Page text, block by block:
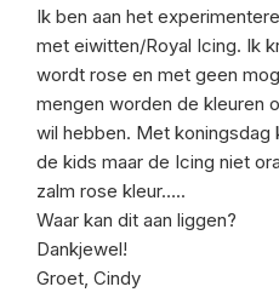
Ik ben aan het
met eiwitten/Royal Icing. Ik
wordt rose en met geen
mengen worden de kleuren
wil hebben. Met
de kids maar de Icing niet
zalm rose kleur…..
Waar kan dit aan liggen?
Dankjewel!
Groet, Cindy